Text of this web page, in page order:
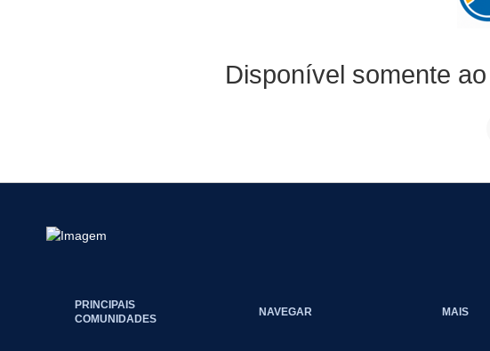
Disponível somente
PRINCIPAIS
COMUNIDADES
NAVEGAR MAIS